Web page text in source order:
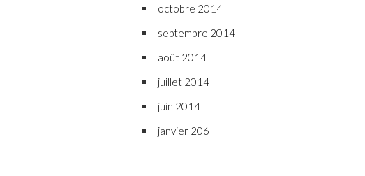
octobre 2014
septembre 2014
août 2014
juillet 2014
juin 2014
janvier 206